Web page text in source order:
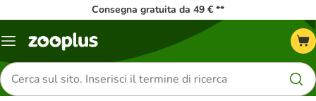
Consegna gratuita da 49 € **
Overview
Cerca
prodotti